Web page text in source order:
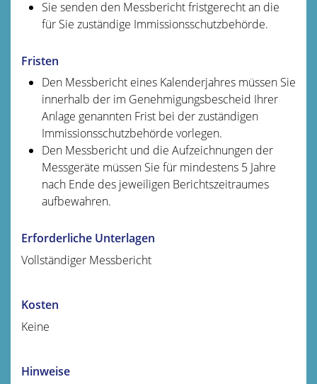
Sie senden den Messbericht fristgerecht an die
für Sie zuständige Immissionsschutzbehörde.
Fristen
Den Messbericht eines Kalenderjahres müssen Sie
innerhalb der im Genehmigungsbescheid Ihrer
Anlage genannten Frist bei der zuständigen
Immissionsschutzbehörde vorlegen.
Den Messbericht und die Aufzeichnungen der
Messgeräte müssen Sie für mindestens 5 Jahre
nach Ende des jeweiligen Berichtszeitraumes
aufbewahren.
Erforderliche Unterlagen
Vollständiger Messbericht
Kosten
Keine
Hinweise